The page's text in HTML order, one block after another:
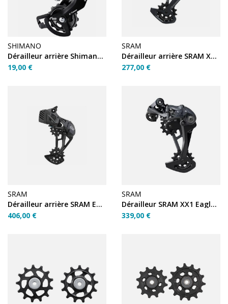
SHIMANO
Dérailleur arrière Shimano Tourney RD-TY300 6/7v
19,00 €
SRAM
Dérailleur arrière SRAM X01 Eagle 12v chape longue 52D
277,00 €
SRAM
Dérailleur arrière SRAM Eagle GX AXS 12v Noir 52 dents
406,00 €
SRAM
Dérailleur SRAM XX1 Eagle 12v 52T Gris lunaire
339,00 €